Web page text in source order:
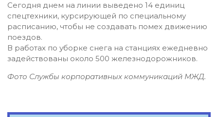
Сегодня днем на линии выведено 14 единиц
спецтехники, курсирующей по специальному
расписанию, чтобы не создавать помех движению
поездов.
В работах по уборке снега на станциях ежедневно
задействованы около 500 железнодорожников.
Фото Службы корпоративных коммуникаций МЖД.